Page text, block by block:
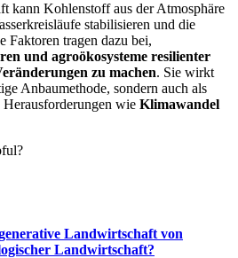
kann Kohlenstoff aus der Atmosphäre
stabilisieren und die
Faktoren tragen dazu bei,
und agroökosysteme resilienter
zu machen. Sie wirkt
Anbaumethode, sondern auch als
wie Klimawandel
Landwirtschaft von
Landwirtschaft?